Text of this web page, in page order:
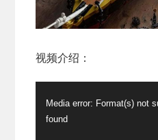
视频介绍：
Media error: Format(s) not
found